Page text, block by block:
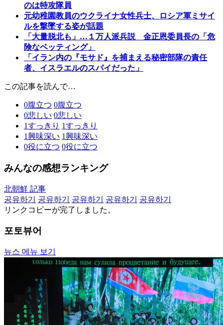
のは特攻隊員
元幼稚園教員のウクライナ女性兵士、ロシア軍ミサイ
ルを撃墜する姿が話題
「大量脱北も」…１万人派兵説 金正恩委員長の「危
険なベッティング」
「イラン内の『モサド』を捕まえる秘密部隊の責任
者、イスラエルのスパイだった」
この記事を読んで…
0腹立つ 0腹立つ
0悲しい 0悲しい
1すっきり 1すっきり
1興味深い 1興味深い
0役に立つ 0役に立つ
みんなの感想ランキング
北朝鮮 記事
공유하기
공유하기 공유하기 공유하기
공유하기
リンクコピーが完了しました。
포토뷰어
뉴스 메뉴 보기